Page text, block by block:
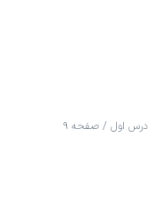
درس اول / صفحه ۹